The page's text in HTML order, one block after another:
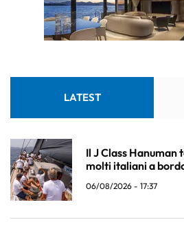
LATEST
Il J Class
molti italiani a
06/08/2026 - 17:37